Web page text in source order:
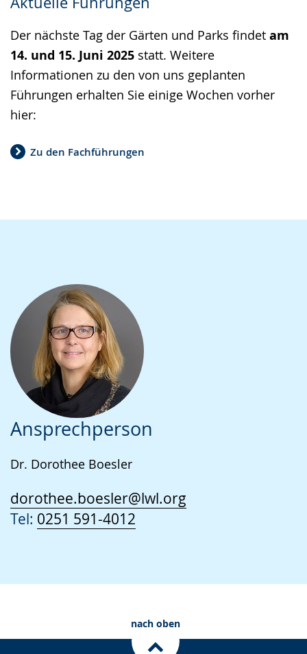
Der nächste Tag der Gärten und Parks findet am
14. und 15. Juni 2025 statt. Weitere
Informationen zu den von uns geplanten
Führungen erhalten Sie einige Wochen vorher
hier:
Zu den Fachführungen
Ansprechperson
Dr. Dorothee Boesler
dorothee.boesler@lwl.org
Tel: 0251 591-4012
nach oben